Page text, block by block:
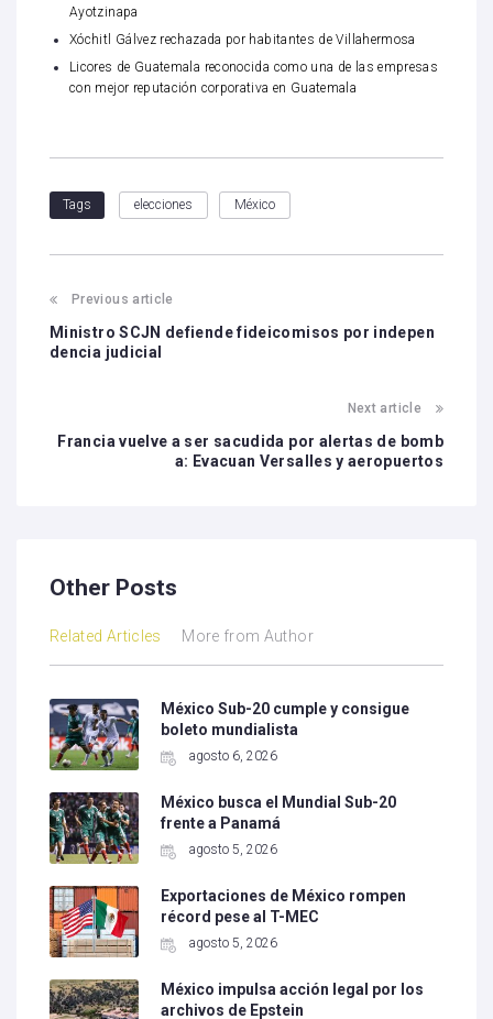
Ayotzinapa
Xóchitl Gálvez rechazada por habitantes de Villahermosa
Licores de Guatemala reconocida como una de las empresas
con mejor reputación corporativa en Guatemala
Tags elecciones México
Previous article
Ministro SCJN defiende fideicomisos por indepen
dencia judicial
Next article
Francia vuelve a ser sacudida por alertas de bomb
a: Evacuan Versalles y aeropuertos
Other Posts
Related Articles More from Author
México Sub-20 cumple y consigue
boleto mundialista
agosto 6, 2026
México busca el Mundial Sub-20
frente a Panamá
agosto 5, 2026
Exportaciones de México rompen
récord pese al T-MEC
agosto 5, 2026
México impulsa acción legal por los
archivos de Epstein